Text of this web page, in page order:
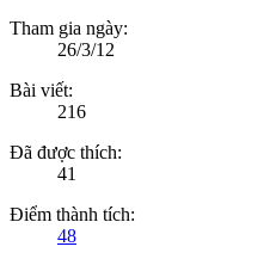
Tham gia ngày:
26/3/12
Bài viết:
216
Đã được thích:
41
Điểm thành tích:
48